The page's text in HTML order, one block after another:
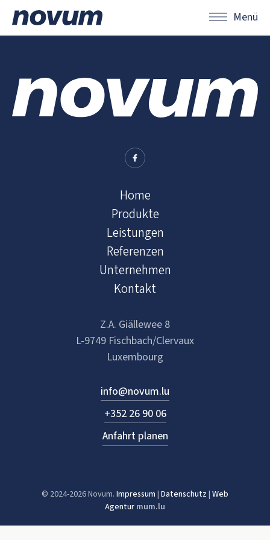
Menü
Home
Produkte
Leistungen
Referenzen
Unternehmen
Kontakt
Z.A. Giällewee 8
L-9749 Fischbach/Clervaux
Luxembourg
info@novum.lu
+352 26 90 06
Anfahrt planen
© 2024-2026 Novum. Impressum | Datenschutz | Web
Agentur mum.lu